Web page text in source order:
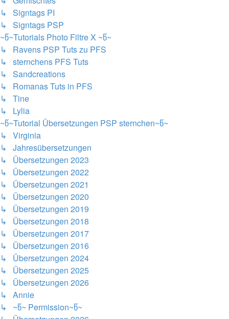
↳ Signtags PI
↳ Signtags PSP
~წ~Tutorials Photo Filtre X ~წ~
↳ Ravens PSP Tuts zu PFS
↳ sternchens PFS Tuts
↳ Sandcreations
↳ Romanas Tuts in PFS
↳ Tine
↳ Lylia
~წ~Tutorial Übersetzungen PSP sternchen~წ~
↳ Virginia
↳ Jahresübersetzungen
↳ Übersetzungen 2023
↳ Übersetzungen 2022
↳ Übersetzungen 2021
↳ Übersetzungen 2020
↳ Übersetzungen 2019
↳ Übersetzungen 2018
↳ Übersetzungen 2017
↳ Übersetzungen 2016
↳ Übersetzungen 2024
↳ Übersetzungen 2025
↳ Übersetzungen 2026
↳ Annie
↳ ~წ~ Permission~წ~